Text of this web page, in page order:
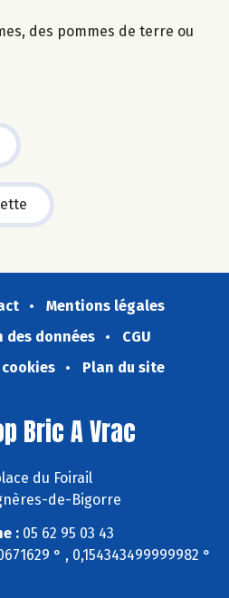
des pommes de terre ou
Mentions légales
des données
CGU
Plan du site
Bric A Vrac
du Foirail
de-Bigorre
: 05 62 95 03 43
° , 0,154343499999982 °